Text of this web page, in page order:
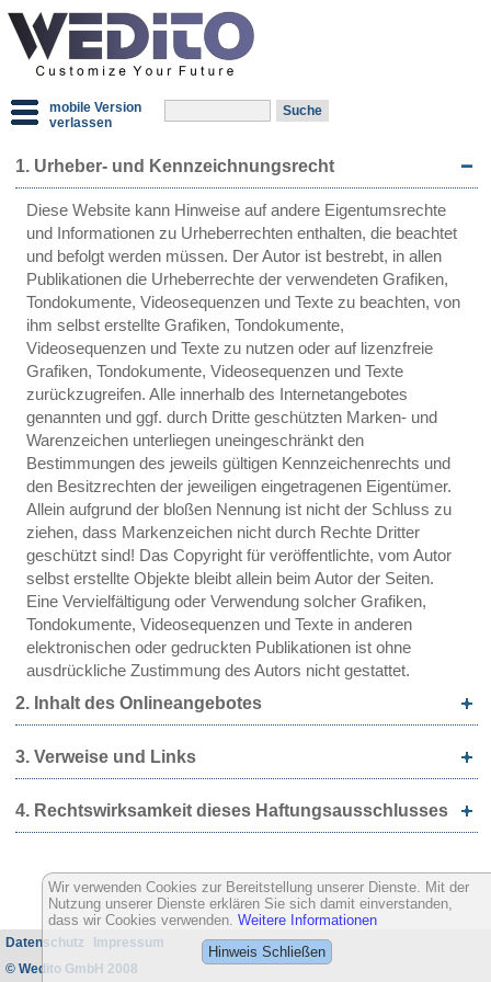
mobile Version
verlassen
1. Urheber- und Kennzeichnungsrecht
Diese Website kann Hinweise auf andere Eigentumsrechte
und Informationen zu Urheberrechten enthalten, die beachtet
und befolgt werden müssen. Der Autor ist bestrebt, in allen
Publikationen die Urheberrechte der verwendeten Grafiken,
Tondokumente, Videosequenzen und Texte zu beachten, von
ihm selbst erstellte Grafiken, Tondokumente,
Videosequenzen und Texte zu nutzen oder auf lizenzfreie
Grafiken, Tondokumente, Videosequenzen und Texte
zurückzugreifen. Alle innerhalb des Internetangebotes
genannten und ggf. durch Dritte geschützten Marken- und
Warenzeichen unterliegen uneingeschränkt den
Bestimmungen des jeweils gültigen Kennzeichenrechts und
den Besitzrechten der jeweiligen eingetragenen Eigentümer.
Allein aufgrund der bloßen Nennung ist nicht der Schluss zu
ziehen, dass Markenzeichen nicht durch Rechte Dritter
geschützt sind! Das Copyright für veröffentlichte, vom Autor
selbst erstellte Objekte bleibt allein beim Autor der Seiten.
Eine Vervielfältigung oder Verwendung solcher Grafiken,
Tondokumente, Videosequenzen und Texte in anderen
elektronischen oder gedruckten Publikationen ist ohne
ausdrückliche Zustimmung des Autors nicht gestattet.
2. Inhalt des Onlineangebotes
3. Verweise und Links
4. Rechtswirksamkeit dieses Haftungsausschlusses
Datenschutz
Impressum
© Wedito GmbH 2008
Wir verwenden Cookies zur Bereitstellung unserer Dienste. Mit der
Nutzung unserer Dienste erklären Sie sich damit einverstanden,
dass wir Cookies verwenden. Weitere Informationen
Hinweis Schließen